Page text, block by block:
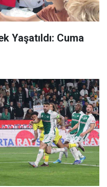
Yaşatıldı: Cuma